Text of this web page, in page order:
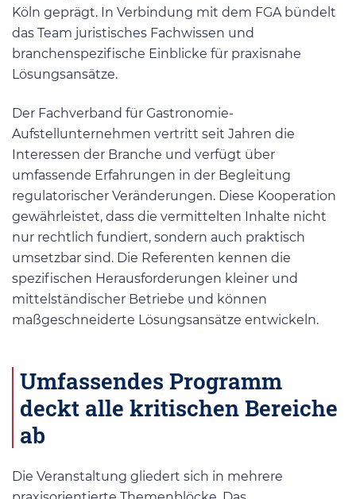
Köln geprägt. In Verbindung mit dem FGA bündelt
das Team juristisches Fachwissen und
branchenspezifische Einblicke für praxisnahe
Lösungsansätze.
Der Fachverband für Gastronomie-
Aufstellunternehmen vertritt seit Jahren die
Interessen der Branche und verfügt über
umfassende Erfahrungen in der Begleitung
regulatorischer Veränderungen. Diese Kooperation
gewährleistet, dass die vermittelten Inhalte nicht
nur rechtlich fundiert, sondern auch praktisch
umsetzbar sind. Die Referenten kennen die
spezifischen Herausforderungen kleiner und
mittelständischer Betriebe und können
maßgeschneiderte Lösungsansätze entwickeln.
Umfassendes Programm
deckt alle kritischen Bereiche
ab
Die Veranstaltung gliedert sich in mehrere